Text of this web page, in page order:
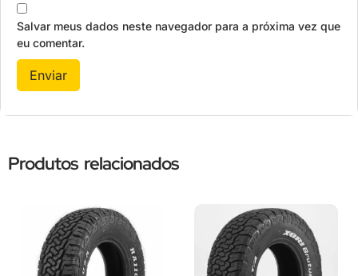
Salvar meus dados neste navegador para a próxima vez que
eu comentar.
Produtos relacionados